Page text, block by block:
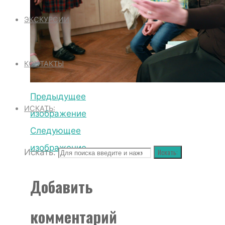
ЭКСКУРСИИ
КОНТАКТЫ
ИСКАТЬ:
Искать: Искать:
Предыдущее
изображение
Следующее
изображение
Добавить
комментарий